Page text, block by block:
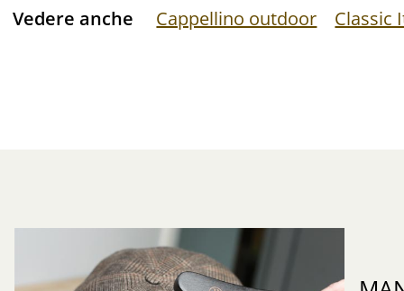
Vedere anche Cappellino outdoor Classic